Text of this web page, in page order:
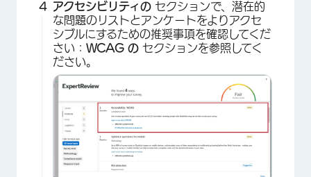
アクセシビリティの セクションで、潜在的
な問題のリストとアンケートをよりアクセ
シブルにするための推奨事項を確認してくだ
さい： WCAG の セクションを参照してく
ださい。